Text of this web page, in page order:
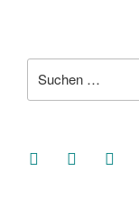
nach:
facebooksoundcloud
twitter